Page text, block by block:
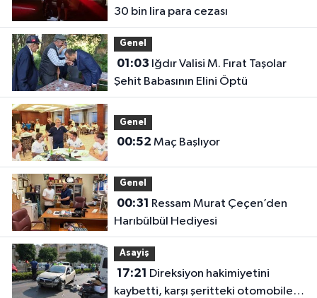
30 bin lira para cezası
Genel
01:03
Şehit Babasının Elini Öptü
Genel
00:52 Maç Başlıyor
Genel
00:31
Harıbülbül Hediyesi
Asayiş
17:21
kaybetti, karşı şeritteki otomobile